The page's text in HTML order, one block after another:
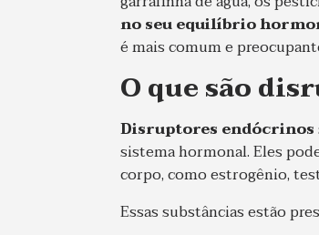
no seu equilíbrio
é mais comum e
O que são
Disruptores endócrinos
sistema hormonal. Eles
corpo, como estrogênio,
Essas substâncias estão